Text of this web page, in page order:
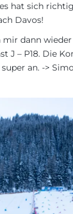
hat sich
Davos!
mir dann
J – P18. Die
an. ->